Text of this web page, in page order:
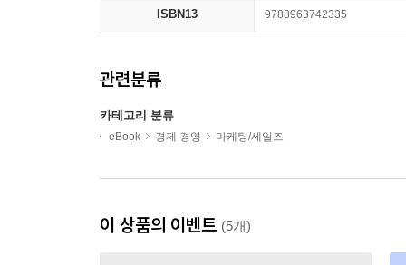
ISBN13 9788963742335
관련분류
카테고리 분류
eBook 경제 경영 마케팅/세일즈
이 상품의 이벤트 (5개)